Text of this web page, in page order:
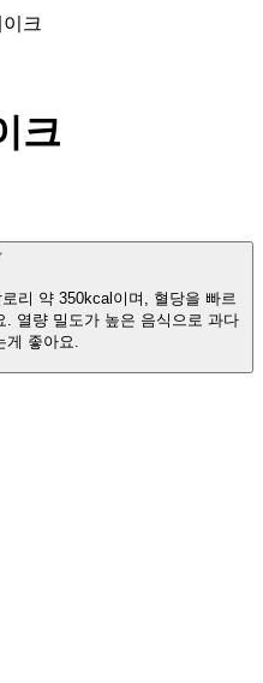
크
크
리 약 350kcal이며, 혈당을 빠르
. 열량 밀도가 높은 음식으로 과다
게 좋아요.